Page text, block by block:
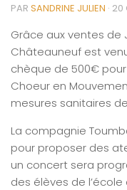
PAR SANDRINE JULIEN · 20
Grâce aux ventes de
Châteauneuf est
chèque de 500€ pour
Choeur en
mesures sanitaires
La compagnie
pour proposer des
un concert sera
des élèves de